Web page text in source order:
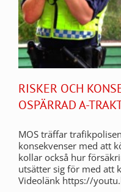
RISKER OCH
OSPÄRRAD A-
MOS träffar
konsekvenser med att
kollar också hur
utsätter sig för med att
Videolänk https://